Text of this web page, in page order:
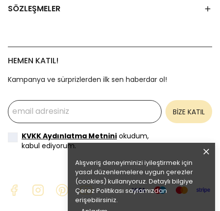
Alışveriş deneyiminizi iyileştirmek için
yasal düzenlemelere uygun çerezler
(cookies) kullanıyoruz. Detaylı bilgiye
Çerez Politikası sayfamızdan
erişebilirsiniz.
SÖZLEŞMELER
HEMEN KATIL!
Kampanya ve sürprizlerden ilk sen haberdar ol!
BİZE KATIL
KVKK Aydınlatma Metnini okudum,
kabul ediyorum.